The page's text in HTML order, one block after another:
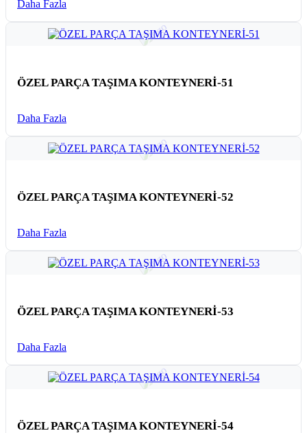
Daha Fazla
ÖZEL PARÇA TAŞIMA KONTEYNERİ-51
Daha Fazla
ÖZEL PARÇA TAŞIMA KONTEYNERİ-52
Daha Fazla
ÖZEL PARÇA TAŞIMA KONTEYNERİ-53
Daha Fazla
ÖZEL PARÇA TAŞIMA KONTEYNERİ-54